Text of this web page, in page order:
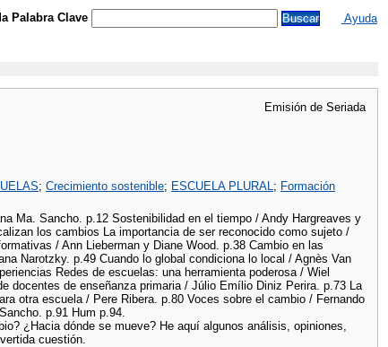
Palabra Clave Ayuda
Emisión de Seriada
; Crecimiento sostenible; ESCUELA PLURAL; Formación
Ma. Sancho. p.12 Sostenibilidad en el tiempo / Andy Hargreaves y
los cambios La importancia de ser reconocido como sujeto /
/ Ann Lieberman y Diane Wood. p.38 Cambio en las
Narotzky. p.49 Cuando lo global condiciona lo local / Agnès Van
Redes de escuelas: una herramienta poderosa / Wiel
docentes de enseñanza primaria / Júlio Emílio Diniz Perira. p.73 La
otra escuela / Pere Ribera. p.80 Voces sobre el cambio / Fernando
p.91 Hum p.94.
¿Hacia dónde se mueve? He aquí algunos análisis, opiniones,
cuestión.